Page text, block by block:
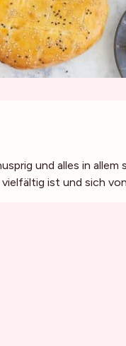
und alles in
vielfältig ist und sich